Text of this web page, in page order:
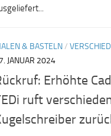
& BASTELN/
JANUAR 2024
Erhöhte
ruft